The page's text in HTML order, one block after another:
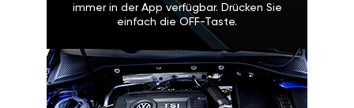
immer in der App verfügbar. Drücken Sie
einfach die OFF-Taste.